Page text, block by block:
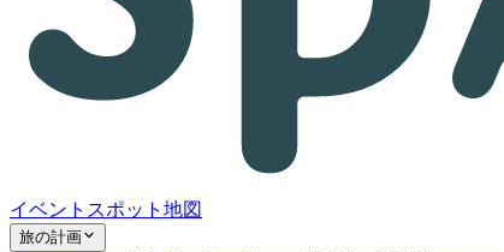
イベント スポット 地図
旅の計画